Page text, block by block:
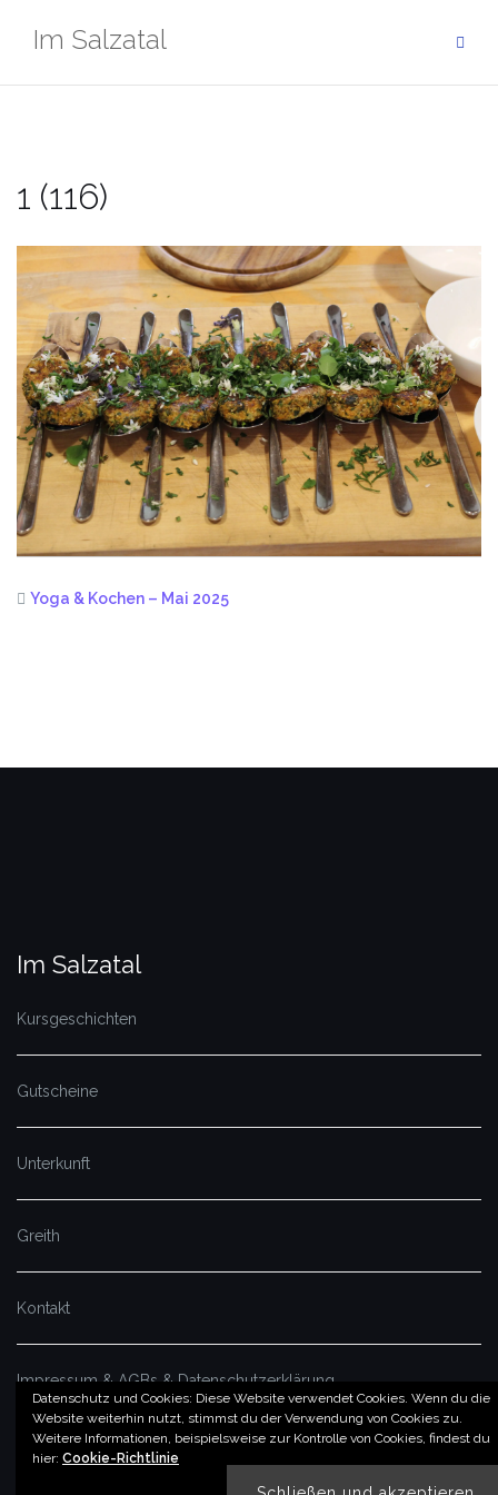
InhaltIm Salzatal
1 (116)
Yoga & Kochen – Mai 2025
Datenschutz und Cookies: Diese Website verwendet Cookies. Wenn du die
Website weiterhin nutzt, stimmst du der Verwendung von Cookies zu.
Weitere Informationen, beispielsweise zur Kontrolle von Cookies, findest du
hier: Cookie-Richtlinie
Im Salzatal
Kursgeschichten
Gutscheine
Unterkunft
Greith
Kontakt
Impressum & AGBs & Datenschutzerklärung
© by imSalzatal.at